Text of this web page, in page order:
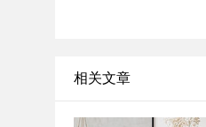
相关文章